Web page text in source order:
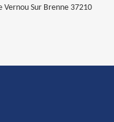
Sur Brenne 37210